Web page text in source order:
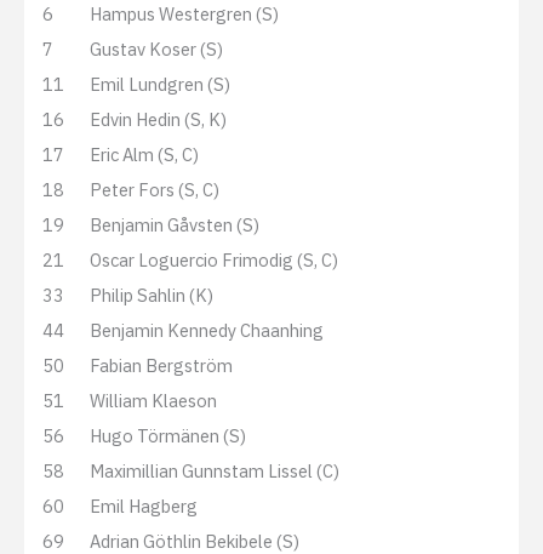
6
Hampus Westergren (S)
7
Gustav Koser (S)
11
Emil Lundgren (S)
16
Edvin Hedin (S, K)
17
Eric Alm (S, C)
18
Peter Fors (S, C)
19
Benjamin Gåvsten (S)
21
Oscar Loguercio Frimodig (S, C)
33
Philip Sahlin (K)
44
Benjamin Kennedy Chaanhing
50
Fabian Bergström
51
William Klaeson
56
Hugo Törmänen (S)
58
Maximillian Gunnstam Lissel (C)
60
Emil Hagberg
69
Adrian Göthlin Bekibele (S)